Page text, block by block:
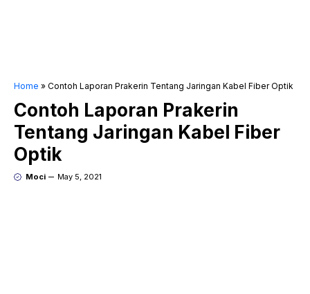
Home » Contoh Laporan Prakerin Tentang Jaringan Kabel Fiber Optik
Contoh Laporan Prakerin
Tentang Jaringan Kabel Fiber
Optik
Moci May 5, 2021